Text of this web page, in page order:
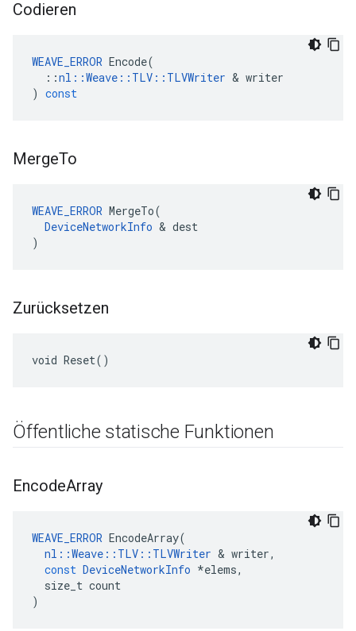
Codieren
WEAVE_ERROR Encode(
::nl ::Weave :: TLV :: TLVWriter & writer
) const
MergeTo
WEAVE_ERROR MergeTo(
DeviceNetworkInfo & dest
)
Zurücksetzen
void Reset()
Öffentliche statische Funktionen
EncodeArray
WEAVE_ERROR EncodeArray(
nl ::Weave :: TLV :: TLVWriter & writer,
const DeviceNetworkInfo *elems,
size_t count
)